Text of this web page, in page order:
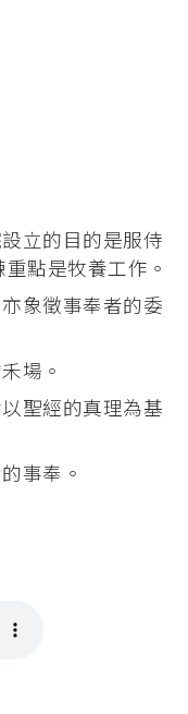
立的目的是服侍
點是牧養工作。
象徵事奉者的委
場。
聖經的真理為基
事奉。